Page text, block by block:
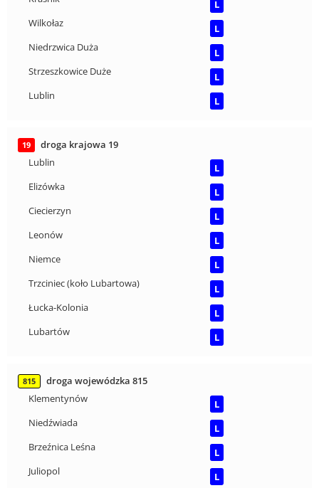
L
Wilkołaz
L
Niedrzwica Duża
L
Strzeszkowice Duże
L
Lublin
L
19
droga krajowa 19
Lublin
L
Elizówka
L
Ciecierzyn
L
Leonów
L
Niemce
L
Trzciniec (koło Lubartowa)
L
Łucka-Kolonia
L
Lubartów
L
815
droga wojewódzka 815
Klementynów
L
Niedźwiada
L
Brzeźnica Leśna
L
Juliopol
L